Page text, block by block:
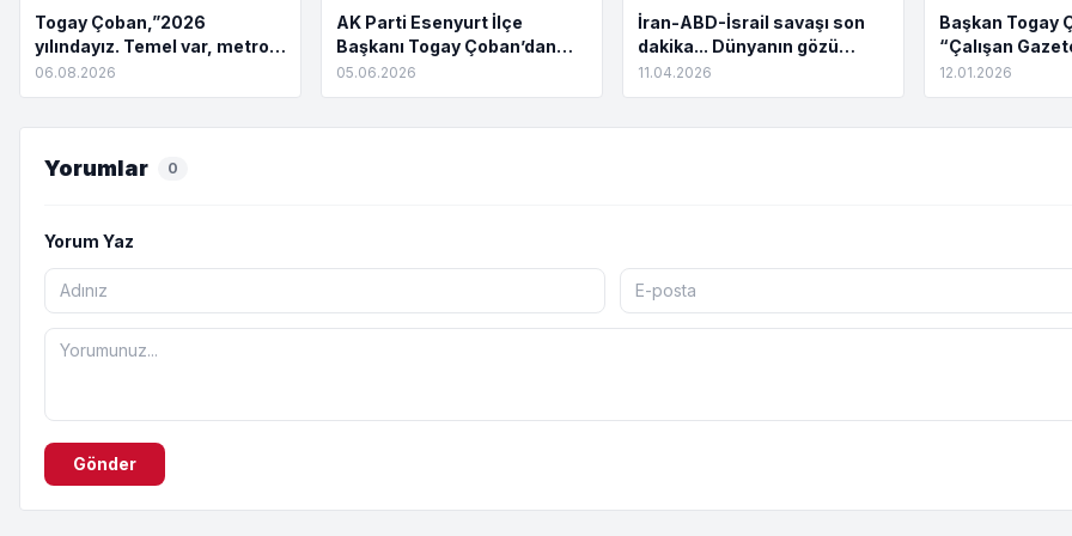
Togay Çoban,”2026
yılındayız. Temel var, metro
yok. Açılış töreni var, hizmet
yok”
06.08.2026
AK Parti Esenyurt İlçe
Başkanı Togay Çoban’dan
Metro hattı için : “Ya yapın ya
da devlete devredin”
05.06.2026
İran-ABD-İsrail savaşı son
dakika... Dünyanın gözü
Pakistan'da!
11.04.2026
Başkan Togay
“Çalışan
gününüzü
12.01.2026
Yorumlar 0
Yorum Yaz
Gönder